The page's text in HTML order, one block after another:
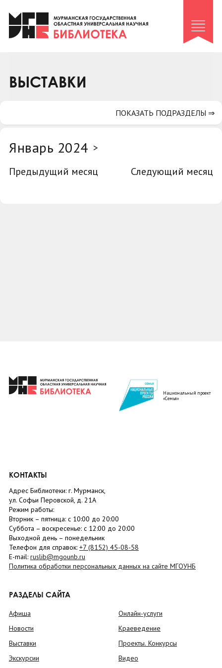
Клуб «Гиря и сельдерей»
Клуб «Семейный архив»
Коллегам
ВЫСТАВКИ
Январь 2024 >
Предыдущий месяц
Следующий месяц
ПОКАЗАТЬ ПОДРАЗДЕЛЫ ⇒
Национальный проект
«Семья»
КОНТАКТЫ
Адрес Библиотеки: г. Мурманск,
ул. Софьи Перовской, д. 21А
Режим работы:
Вторник – пятница: с 10:00 до 20:00
Суббота – воскресенье: c 12:00 до 20:00
Выходной день – понедельник
Телефон для справок: +7 (8152) 45-08-58
E-mail: ruslib@mgounb.ru
Политика обработки персональных данных на сайте МГОУНБ
РАЗДЕЛЫ САЙТА
Афиша
Новости
Выставки
Экскурсии
Онлайн-услуги
Краеведение
Проекты. Конкурсы
Видео